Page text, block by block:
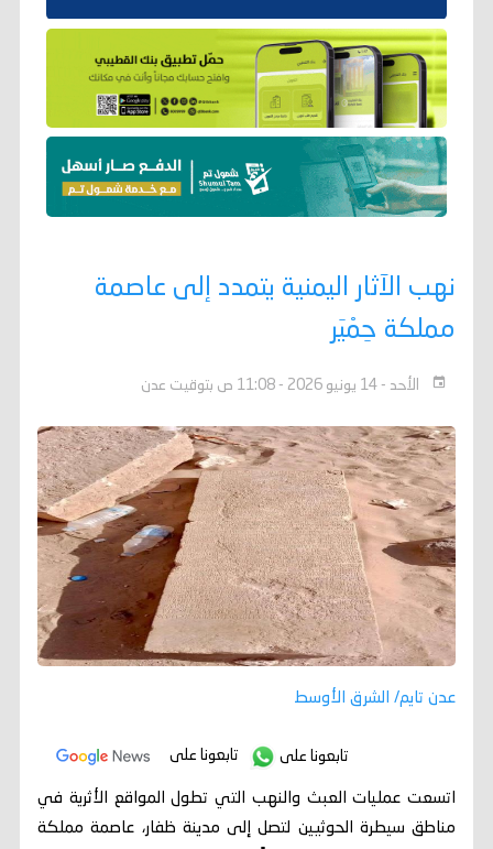
نهب الآثار اليمنية يتمدد إلى عاصمة
مملكة حِمْيَر
الأحد - 14 يونيو 2026 - 11:08 ص بتوقيت عدن
عدن تايم/ الشرق الأوسط
تابعونا على تابعونا على
اتسعت عمليات العبث والنهب التي تطول المواقع الأثرية في
مناطق سيطرة الحوثيين لتصل إلى مدينة ظفار، عاصمة مملكة